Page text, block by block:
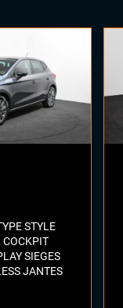
STYLE
COCKPIT
SIEGES
JANTES